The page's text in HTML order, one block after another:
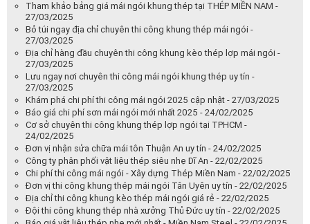
Tham khảo bảng giá mái ngói khung thép tại THÉP MIỀN NAM -
27/03/2025
Bỏ túi ngay địa chỉ chuyên thi công khung thép mái ngói -
27/03/2025
Địa chỉ hàng đầu chuyên thi công khung kèo thép lợp mái ngói -
27/03/2025
Lưu ngay nơi chuyên thi công mái ngói khung thép uy tín -
27/03/2025
Khám phá chi phí thi công mái ngói 2025 cập nhật - 27/03/2025
Báo giá chi phí sơn mái ngói mới nhất 2025 - 24/02/2025
Cơ sở chuyên thi công khung thép lợp ngói tại TPHCM -
24/02/2025
Đơn vị nhận sửa chữa mái tôn Thuận An uy tín - 24/02/2025
Công ty phân phối vật liệu thép siêu nhẹ Dĩ An - 22/02/2025
Chi phí thi công mái ngói - Xây dựng Thép Miền Nam - 22/02/2025
Đơn vị thi công khung thép mái ngói Tân Uyên uy tín - 22/02/2025
Địa chỉ thi công khung kèo thép mái ngói giá rẻ - 22/02/2025
Đội thi công khung thép nhà xưởng Thủ Đức uy tín - 22/02/2025